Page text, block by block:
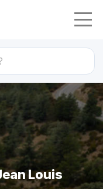
Louis